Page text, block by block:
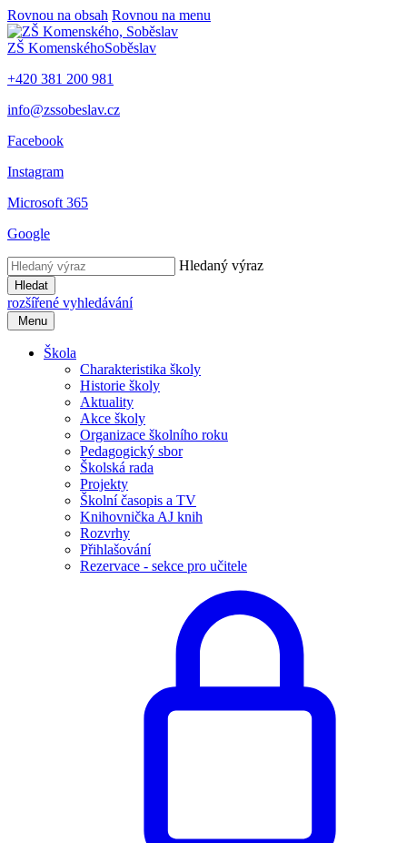
Rovnou na obsah Rovnou na menu
ZŠ KomenskéhoSoběslav
+420 381 200 981
info@zssobeslav.cz
Facebook
Instagram
Microsoft 365
Google
Hledaný výraz
Hledat
rozšířené vyhledávání
Menu
Škola
Charakteristika školy
Historie školy
Aktuality
Akce školy
Organizace školního roku
Pedagogický sbor
Školská rada
Projekty
Školní časopis a TV
Knihovnička AJ knih
Rozvrhy
Přihlašování
Rezervace - sekce pro učitele